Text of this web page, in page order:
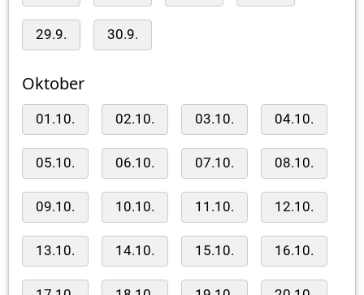
29.9. 30.9.
Oktober
01.10. 02.10. 03.10. 04.10.
05.10. 06.10. 07.10. 08.10.
09.10. 10.10. 11.10. 12.10.
13.10. 14.10. 15.10. 16.10.